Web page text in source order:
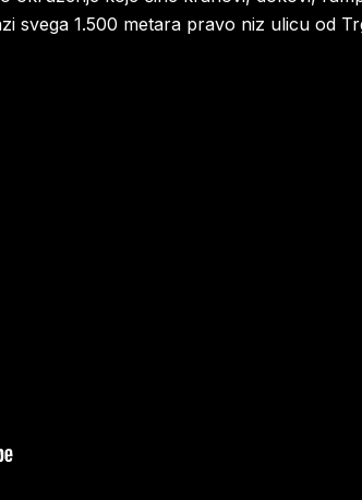
svega 1.500 metara pravo niz ulicu od